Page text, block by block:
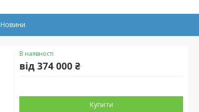
Новини
В наявності
від374 000 ₴
Купити